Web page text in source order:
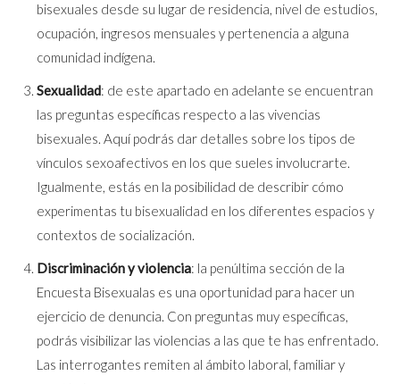
bisexuales desde su lugar de residencia, nivel de estudios,
ocupación, ingresos mensuales y pertenencia a alguna
comunidad indígena.
Sexualidad: de este apartado en adelante se encuentran
las preguntas específicas respecto a las vivencias
bisexuales. Aquí podrás dar detalles sobre los tipos de
vínculos sexoafectivos en los que sueles involucrarte.
Igualmente, estás en la posibilidad de describir cómo
experimentas tu bisexualidad en los diferentes espacios y
contextos de socialización.
Discriminación y violencia: la penúltima sección de la
Encuesta Bisexualas es una oportunidad para hacer un
ejercicio de denuncia. Con preguntas muy específicas,
podrás visibilizar las violencias a las que te has enfrentado.
Las interrogantes remiten al ámbito laboral, familiar y